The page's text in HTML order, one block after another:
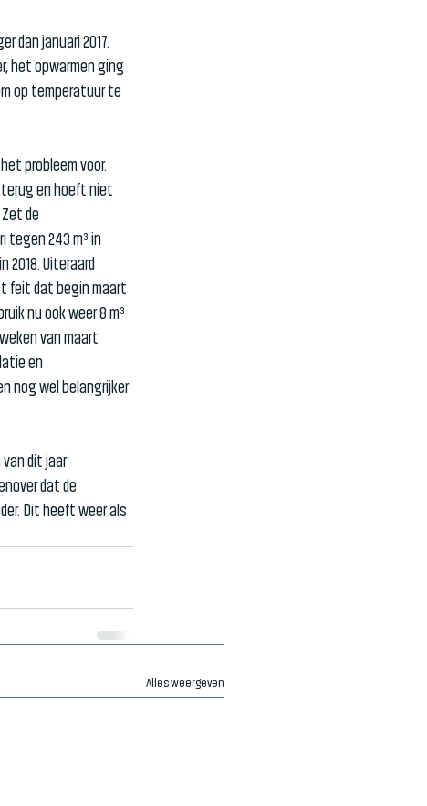
dan januari 2017.
het opwarmen ging
op temperatuur te
probleem voor.
terug en hoeft niet
de
tegen 243 m³ in
2018. Uiteraard
feit dat begin maart
nu ook weer 8 m³
van maart
en
nog wel belangrijker
dit jaar
dat de
Dit heeft weer als
Alles weergeven